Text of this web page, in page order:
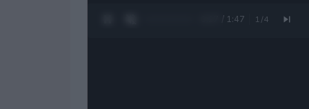
0:28 / 1:47 1 /4